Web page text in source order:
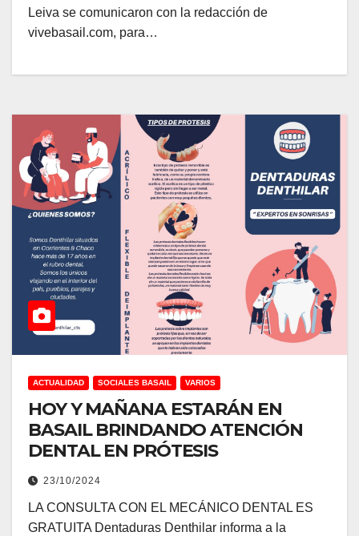
Leiva se comunicaron con la redacción de
vivebasail.com, para…
ACTUALIDAD SOCIALES BASAIL VARIOS
HOY Y MAÑANA ESTARÁN EN
BASAIL BRINDANDO ATENCIÓN
DENTAL EN PRÓTESIS
23/10/2024
LA CONSULTA CON EL MECÁNICO DENTAL ES
GRATUITA Dentaduras Denthilar informa a la